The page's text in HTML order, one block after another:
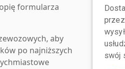
formularza
aby
po najniższych
swój